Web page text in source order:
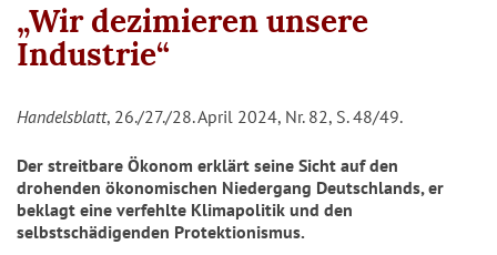
„Wir dezimieren unsere
Industrie“
Handelsblatt, 26./27./28. April 2024, Nr. 82, S. 48/49.
Der streitbare Ökonom erklärt seine Sicht auf den
drohenden ökonomischen Niedergang Deutschlands, er
beklagt eine verfehlte Klimapolitik und den
selbstschädigenden Protektionismus.